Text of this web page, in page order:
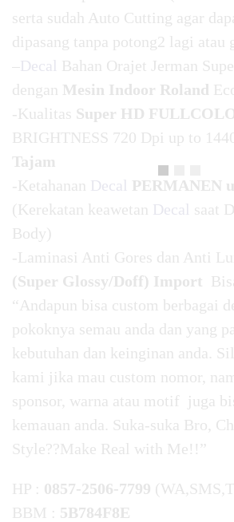
serta sudah Auto Cutting agar
dipasang tanpa potong2 lagi atau
–Decal Bahan Orajet Jerman
dengan Mesin Indoor Roland
-Kualitas Super HD
BRIGHTNESS 720 Dpi up to
Tajam
-Ketahanan Decal PERMANEN
(Kerekatan keawetan Decal saat
Body)
-Laminasi Anti Gores dan Anti
(Super Glossy/Doff) Import
“Andapun bisa custom berbagai
pokoknya semau anda dan yang
kebutuhan dan keinginan anda.
kami jika mau custom nomor,
sponsor, warna atau motif juga
kemauan anda. Suka-suka Bro,
Style??Make Real with Me!!”
HP : 0857-2506-7799
BBM : 5B784F8E